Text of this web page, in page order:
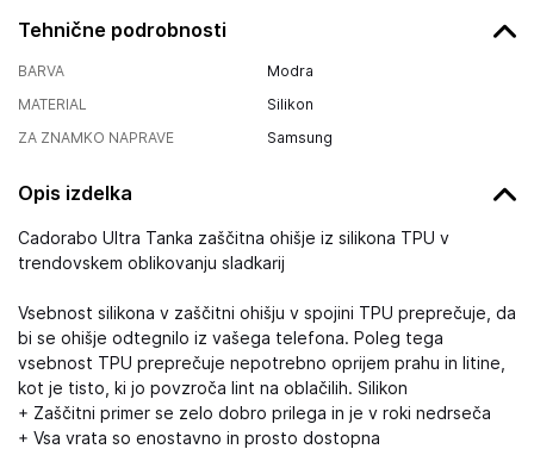
Tehnične podrobnosti
BARVA
Modra
MATERIAL
Silikon
ZA ZNAMKO NAPRAVE
Samsung
Opis izdelka
Cadorabo Ultra Tanka zaščitna ohišje iz silikona TPU v
trendovskem oblikovanju sladkarij
Vsebnost silikona v zaščitni ohišju v spojini TPU preprečuje, da
bi se ohišje odtegnilo iz vašega telefona. Poleg tega
vsebnost TPU preprečuje nepotrebno oprijem prahu in litine,
kot je tisto, ki jo povzroča lint na oblačilih. Silikon
+ Zaščitni primer se zelo dobro prilega in je v roki nedrseča
+ Vsa vrata so enostavno in prosto dostopna